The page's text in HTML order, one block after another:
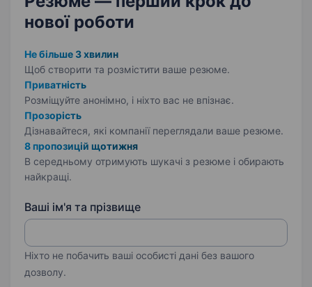
нової роботи
Не більше 3 хвилин
Щоб створити та розмістити ваше резюме.
Приватність
Розміщуйте анонімно, і ніхто вас не впізнає.
Прозорість
Дізнавайтеся, які компанії переглядали ваше резюме.
8 пропозицій щотижня
В середньому отримують шукачі з резюме і обирають
найкращі.
Ваші ім'я та прізвище
Ніхто не побачить ваші особисті дані без вашого
дозволу.